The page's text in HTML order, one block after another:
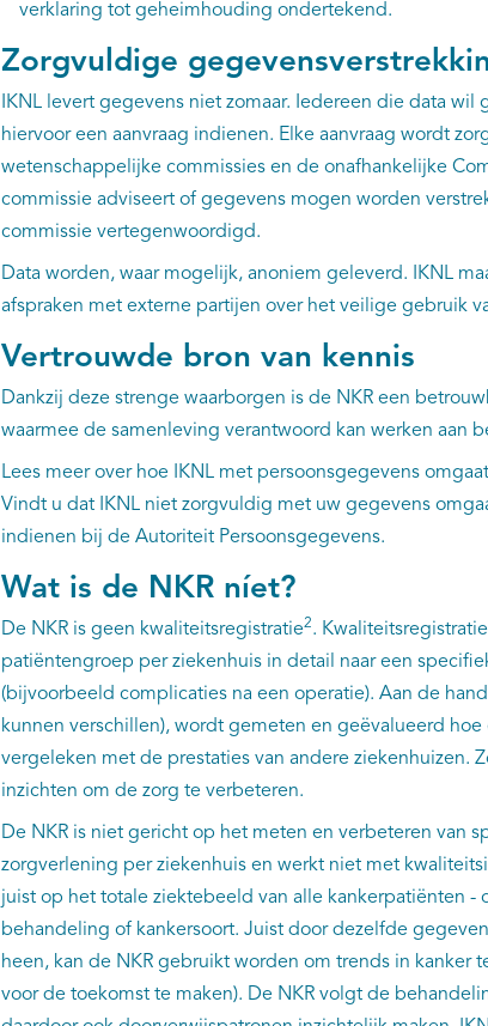
verklaring tot geheimhouding ondertekend.
Zorgvuldige
IKNL levert gegevens niet zomaar. Iedereen die data
hiervoor een aanvraag indienen. Elke aanvraag wordt
wetenschappelijke commissies en de onafhankelijke
commissie adviseert of gegevens mogen worden
commissie vertegenwoordigd.
Data worden, waar mogelijk, anoniem geleverd. IKNL
afspraken met externe partijen over het veilige gebruik
Vertrouwde bron van kennis
Dankzij deze strenge waarborgen is de NKR een
waarmee de samenleving verantwoord kan werken aan
Lees meer over hoe IKNL met persoonsgegevens
Vindt u dat IKNL niet zorgvuldig met uw gegevens
indienen bij de Autoriteit Persoonsgegevens.
Wat is de NKR níet?
De NKR is geen kwaliteitsregistratie2.
patiëntengroep per ziekenhuis in detail naar een
(bijvoorbeeld complicaties na een operatie). Aan de
kunnen verschillen), wordt gemeten en geëvalueerd
vergeleken met de prestaties van andere ziekenhuizen.
inzichten om de zorg te verbeteren.
De NKR is niet gericht op het meten en verbeteren van
zorgverlening per ziekenhuis en werkt niet met
juist op het totale ziektebeeld van alle kankerpatiënten -
behandeling of kankersoort. Juist door dezelfde
heen, kan de NKR gebruikt worden om trends in kanker
voor de toekomst te maken). De NKR volgt de